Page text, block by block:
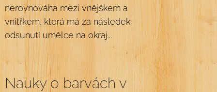
nerovnováha mezi vnějškem a
vnitřkem, která má za následek
odsunutí umělce na okraj...
Nauky o barvách v